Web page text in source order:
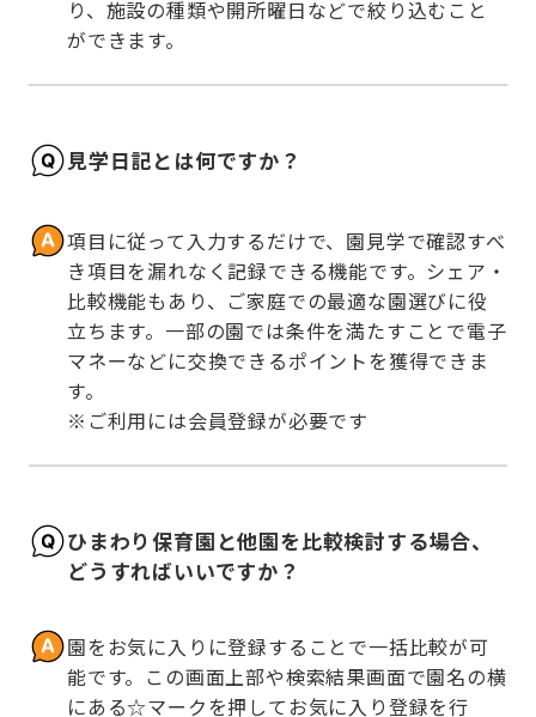
り、施設の種類や開所曜日などで絞り込むこと
ができます。
見学日記とは何ですか？
項目に従って入力するだけで、園見学で確認すべ
き項目を漏れなく記録できる機能です。シェア・
比較機能もあり、ご家庭での最適な園選びに役
立ちます。一部の園では条件を満たすことで電子
マネーなどに交換できるポイントを獲得できま
す。
※ご利用には会員登録が必要です
ひまわり保育園と他園を比較検討する場合、
どうすればいいですか？
園をお気に入りに登録することで一括比較が可
能です。この画面上部や検索結果画面で園名の横
にある☆マークを押してお気に入り登録を行